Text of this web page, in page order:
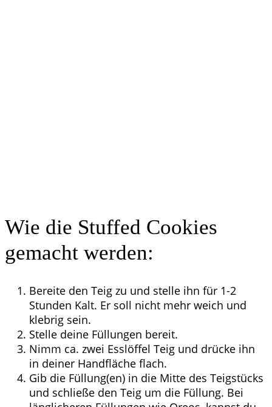
Wie die Stuffed Cookies
gemacht werden:
Bereite den Teig zu und stelle ihn für 1-2
Stunden Kalt. Er soll nicht mehr weich und
klebrig sein.
Stelle deine Füllungen bereit.
Nimm ca. zwei Esslöffel Teig und drücke ihn
in deiner Handfläche flach.
Gib die Füllung(en) in die Mitte des Teigstücks
und schließe den Teig um die Füllung. Bei